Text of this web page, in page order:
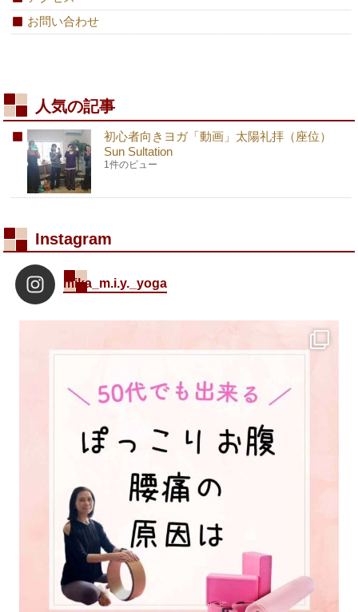
お問い合わせ
人気の記事
初心者向きヨガ「動画」太陽礼拝（座位）
Sun Sultation
1件のビュー
Instagram
mika_m.i.y._yoga